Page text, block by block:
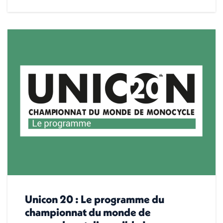
Unicon 20 : Le programme du
championnat du monde de